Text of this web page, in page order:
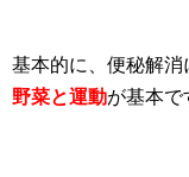
基本的に、便秘解消
野菜と運動が基本で